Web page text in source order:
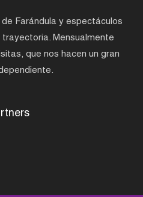
Farándula y espectáculos
Mensualmente
que nos hacen un gran